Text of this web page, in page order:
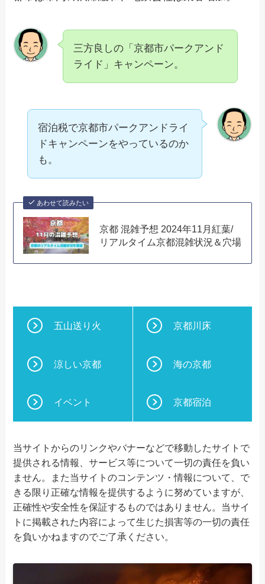
三方良しの「京都市パークアンド
ライド」キャンペーン。
宿泊税で京都市パークアンドライ
ドキャンペーンをやっているのか
も。
あわせて読みたい
京都 混雑予想 2024年11月紅葉/
リアルタイム京都混雑状況＆穴場
五山送り火 京都川床
涼しい京都 海の京都
イベント 京都宿泊
当サイトからのリンクやバナーなどで移動したサイトで
提供される情報、サービス等について一切の責任を負い
ません。また当サイトのコンテンツ・情報について、で
きる限り正確な情報を提供するように努めていますが、
正確性や安全性を保証するものではありません。当サイ
トに掲載された内容によって生じた損害等の一切の責任
を負いかねますのでご了承ください。